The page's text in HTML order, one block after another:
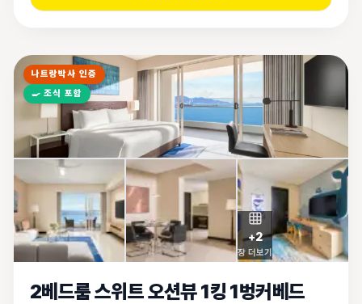
+2
장 더보기
나트랑박사 인증
🍳 조식 포함
2베드룸 스위트 오션뷰 1킹 1벙커베드